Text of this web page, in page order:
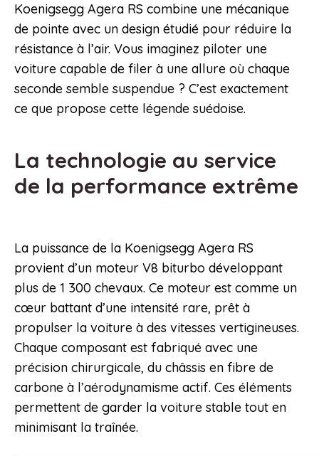
Koenigsegg Agera RS combine une mécanique
de pointe avec un design étudié pour réduire la
résistance à l’air. Vous imaginez piloter une
voiture capable de filer à une allure où chaque
seconde semble suspendue ? C’est exactement
ce que propose cette légende suédoise.
La technologie au service
de la performance extrême
La puissance de la Koenigsegg Agera RS
provient d’un moteur V8 biturbo développant
plus de 1 300 chevaux. Ce moteur est comme un
cœur battant d’une intensité rare, prêt à
propulser la voiture à des vitesses vertigineuses.
Chaque composant est fabriqué avec une
précision chirurgicale, du châssis en fibre de
carbone à l’aérodynamisme actif. Ces éléments
permettent de garder la voiture stable tout en
minimisant la traînée.